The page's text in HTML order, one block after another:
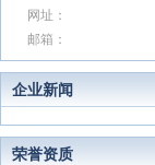
网址：
邮箱：
企业新闻
荣誉资质